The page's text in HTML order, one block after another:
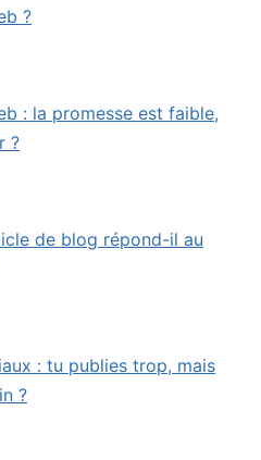
?
: la promesse est faible,
?
de blog répond-il au
: tu publies trop, mais
?